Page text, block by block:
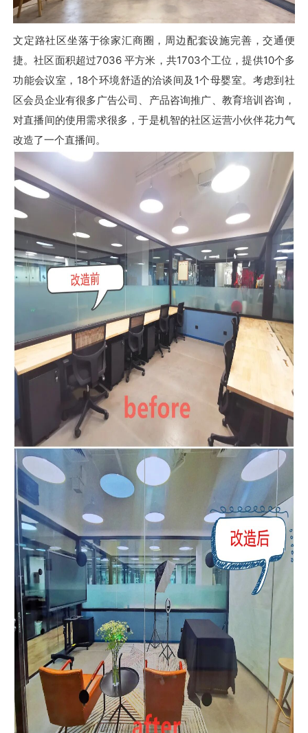
文定路社区坐落于徐家汇商圈，周边配套设施完善，交通便
捷。社区面积超过7036 平方米，共1703个工位，提供10个多
功能会议室，18个环境舒适的洽谈间及1个母婴室。考虑到社
区会员企业有很多广告公司、产品咨询推广、教育培训咨询，
对直播间的使用需求很多，于是机智的社区运营小伙伴花力气
改造了一个直播间。